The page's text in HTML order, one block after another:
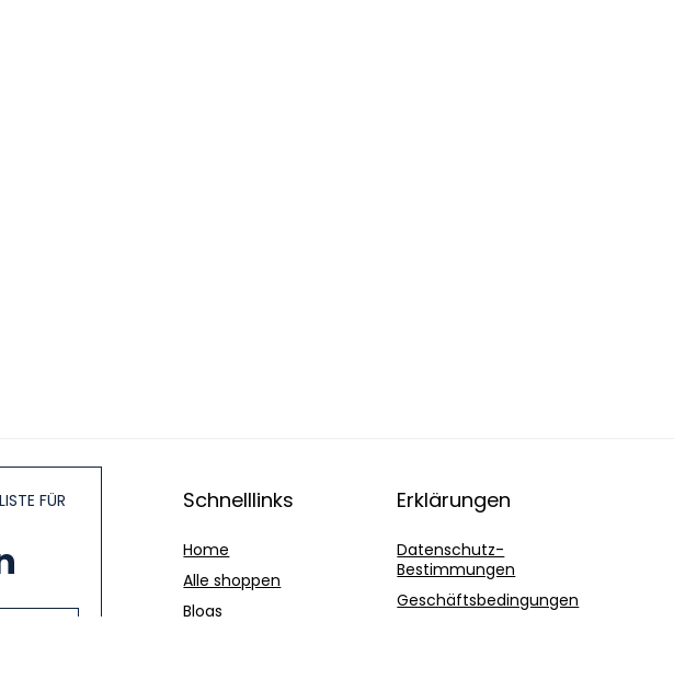
FÜR
Schnelllinks
Home
Alle shoppen
Blogs
Erklärungen
Datenschutz-
Bestimmungen
Geschäftsbedingungen